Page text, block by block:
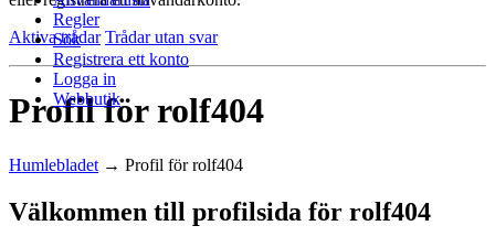
Regler
Sök
Registrera ett konto
Logga in
Webbutik
Aktiva trådar Trådar utan svar
Profil för rolf404
Humlebladet → Profil för rolf404
Välkommen till profilsida för rolf404